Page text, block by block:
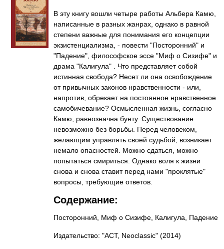
В эту книгу вошли четыре работы Альбера Камю,
написанные в разных жанрах, однако в равной
степени важные для понимания его концепции
экзистенциализма, - повести "Посторонний" и
"Падение", философское эссе "Миф о Сизифе" и
драма "Калигула" . Что представляет собой
истинная свобода? Несет ли она освобождение
от привычных законов нравственности - или,
напротив, обрекает на постоянное нравственное
самобичевание? Осмысленная жизнь, согласно
Камю, равнозначна бунту. Существование
невозможно без борьбы. Перед человеком,
желающим управлять своей судьбой, возникает
немало опасностей. Можно сдаться, можно
попытаться смириться. Однако воля к жизни
снова и снова ставит перед нами "проклятые"
вопросы, требующие ответов.
Содержание:
Посторонний, Миф о Сизифе, Калигула, Падение
Издательство: "АСТ, Neoclassic" (2014)